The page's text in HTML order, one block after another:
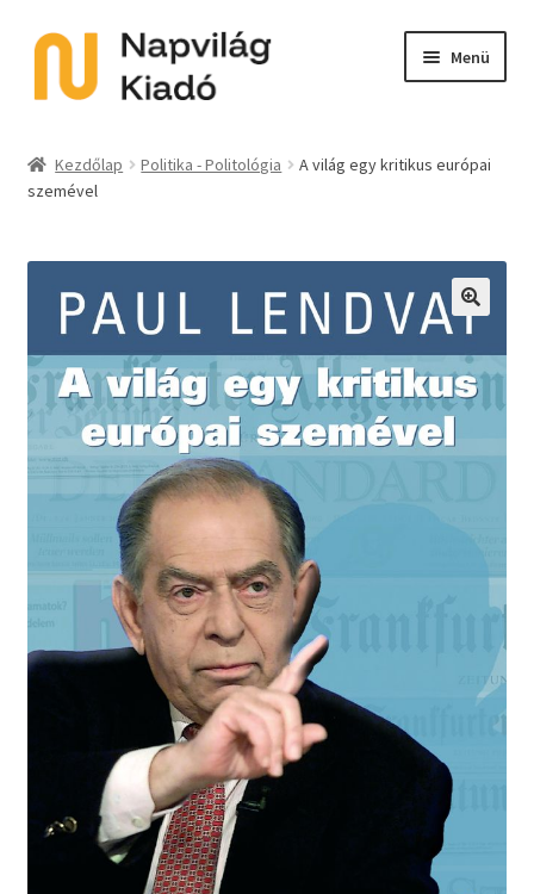
Ugrás
navigációhoz
Kilépés
tartalomba
Menü
child
E-book
Akció
child
menu
Sorozat
Expand
menu
Előkészületben
Utolsó példányok
Kezdőlap Politika - Politológia
A világ egy kritikus európai
szemével
🔍